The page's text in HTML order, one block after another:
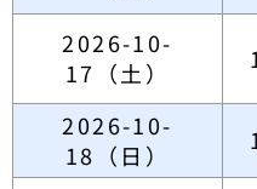
2026-10-
17（土）
2026-10-
18（日）